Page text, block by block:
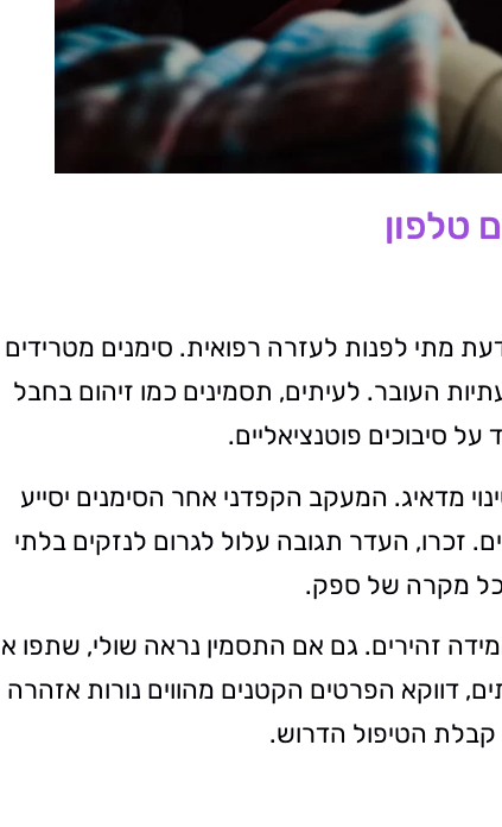
טלפון
מתי לפנות לעזרה רפואית. סימנים מטרידים
העובר. לעיתים, תסמינים כמו זיהום בחבל
מדאיג. המעקב הקפדני אחר הסימנים יסייע
זכרו, העדר תגובה עלול לגרום לנזקים בלתי
מקרה של ספק.
זהירים. גם אם התסמין נראה שולי, שתפו
דווקא הפרטים הקטנים מהווים נורות אזהרה
הטיפול הדרוש.